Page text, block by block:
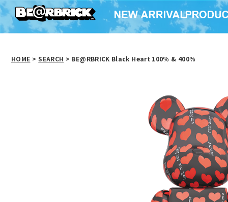
HOME > SEARCH > BE@RBRICK Black Heart 100％ & 400％